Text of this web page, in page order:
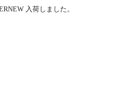
入荷しました。